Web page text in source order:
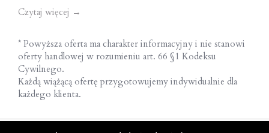
Czytaj więcej →
* Powyższa oferta ma charakter informacyjny i nie stanowi
oferty handlowej w rozumieniu art. 66 §1 Kodeksu
Cywilnego.
Każdą wiążącą ofertę przygotowujemy indywidualnie dla
każdego klienta.